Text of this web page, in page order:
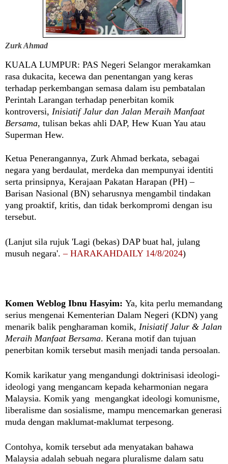
Zurk Ahmad
KUALA LUMPUR: PAS Negeri Selangor merakamkan
rasa dukacita, kecewa dan penentangan yang keras
terhadap perkembangan semasa dalam isu pembatalan
Perintah Larangan terhadap penerbitan komik
kontroversi, Inisiatif Jalur dan Jalan Meraih Manfaat
Bersama, tulisan bekas ahli DAP, Hew Kuan Yau atau
Superman Hew.
Ketua Penerangannya, Zurk Ahmad berkata, sebagai
negara yang berdaulat, merdeka dan mempunyai identiti
serta prinsipnya, Kerajaan Pakatan Harapan (PH) –
Barisan Nasional (BN) seharusnya mengambil tindakan
yang proaktif, kritis, dan tidak berkompromi dengan isu
tersebut.
(Lanjut sila rujuk 'Lagi (bekas) DAP buat hal, julang
musuh negara'.– HARAKAHDAILY 14/8/2024)
Komen Weblog Ibnu Hasyim: Ya, kita perlu memandang
serius mengenai Kementerian Dalam Negeri (KDN) yang
menarik balik pengharaman komik, Inisiatif Jalur & Jalan
Meraih Manfaat Bersama. Kerana motif dan tujuan
penerbitan komik tersebut masih menjadi tanda persoalan.
Komik karikatur yang mengandungi doktrinisasi ideologi-
ideologi yang mengancam kepada keharmonian negara
Malaysia. Komik yang mengangkat ideologi komunisme,
liberalisme dan sosialisme, mampu mencemarkan generasi
muda dengan maklumat-maklumat terpesong.
Contohya, komik tersebut ada menyatakan bahawa
Malaysia adalah sebuah negara pluralisme dalam satu